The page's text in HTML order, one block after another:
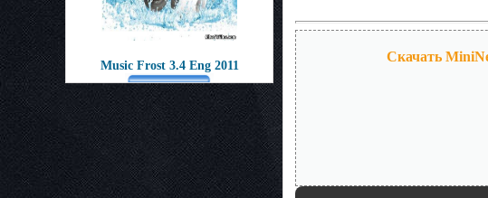
Music Frost 3.4 Eng 2011
Скачать